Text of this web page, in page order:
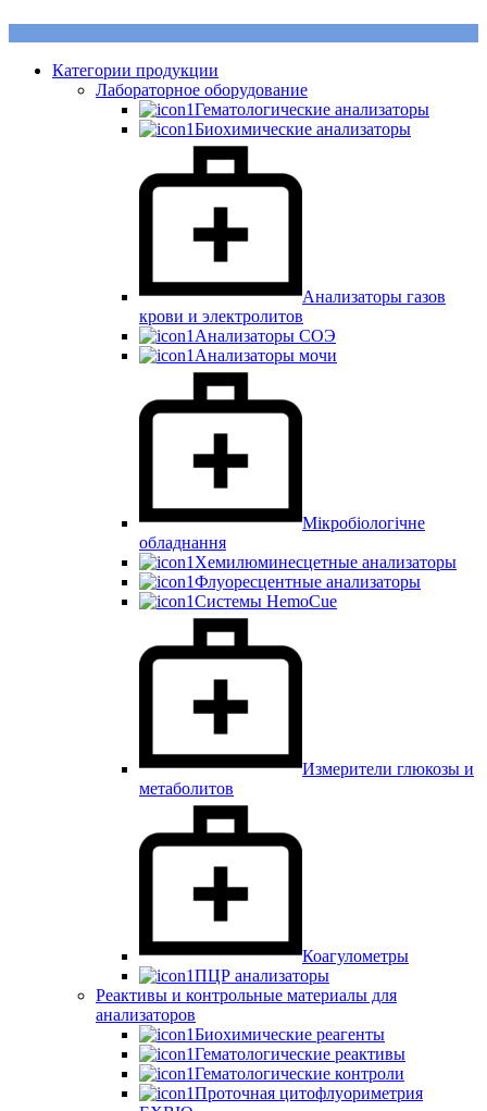
Категории продукции
Лабораторное оборудование
Гематологические анализаторы
Биохимические анализаторы
Анализаторы газов
крови и электролитов
Анализаторы СОЭ
Анализаторы мочи
Мікробіологічне
обладнання
Хемилюминесцетные анализаторы
Флуоресцентные анализаторы
Системы HemoCue
Измерители глюкозы и
метаболитов
Коагулометры
ПЦР анализаторы
Реактивы и контрольные материалы для
анализаторов
Биохимические реагенты
Гематологические реактивы
Гематологические контроли
Проточная цитофлуориметрия